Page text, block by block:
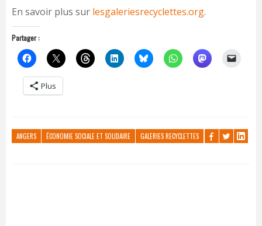
En savoir plus sur lesgaleriesrecyclettes.org.
Partager :
Plus
ANGERS ÉCONOMIE SOCIALE ET SOLIDAIRE GALERIES RECYCLETTES